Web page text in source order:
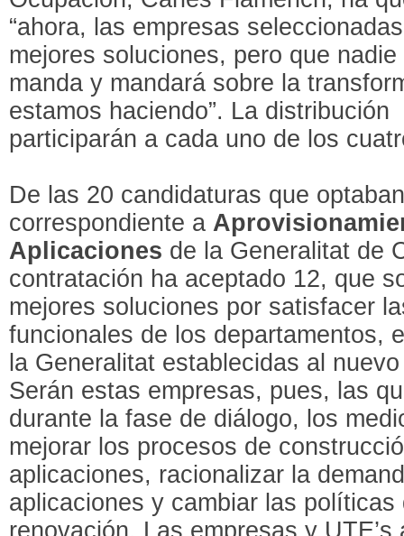
“ahora, las empresas
mejores soluciones, pero que
manda y mandará sobre la
estamos haciendo”. La
participarán a cada uno de los
De las 20 candidaturas que
correspondiente a
Aplicaciones de la Generalitat de
contratación ha aceptado 12, que
mejores soluciones por satisfacer
funcionales de los departamentos,
la Generalitat establecidas al
Serán estas empresas, pues, las
durante la fase de diálogo, los
mejorar los procesos de
aplicaciones, racionalizar la
aplicaciones y cambiar las
renovación. Las empresas y